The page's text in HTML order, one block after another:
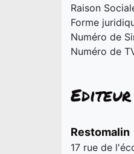
Raison
Forme
Numéro de
Numéro de
Editeur
Restomalin
17 rue de